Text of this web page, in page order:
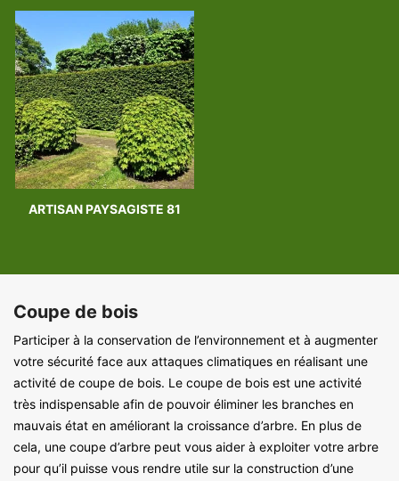
ARTISAN PAYSAGISTE 81
Coupe de bois
Participer à la conservation de l’environnement et à augmenter
votre sécurité face aux attaques climatiques en réalisant une
activité de coupe de bois. Le coupe de bois est une activité
très indispensable afin de pouvoir éliminer les branches en
mauvais état en améliorant la croissance d’arbre. En plus de
cela, une coupe d’arbre peut vous aider à exploiter votre arbre
pour qu’il puisse vous rendre utile sur la construction d’une